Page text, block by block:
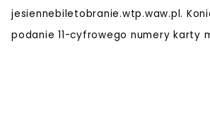
jesiennebiletobranie.wtp.waw.pl.
podanie 11-cyfrowego numery karty